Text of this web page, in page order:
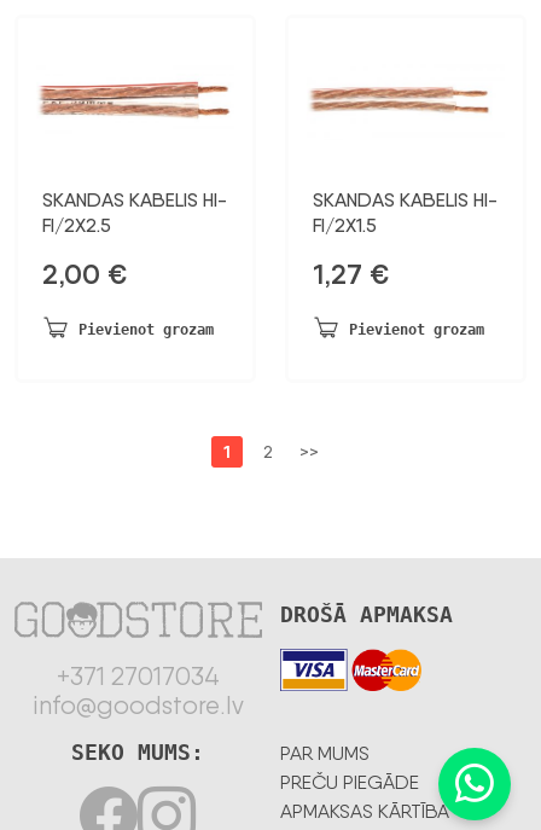
SKANDAS KABELIS HI-
FI/2X2.5
2,00 €
Pievienot grozam
SKANDAS KABELIS HI-
FI/2X1.5
1,27 €
Pievienot grozam
1 2 >>
+371 27017034
info@goodstore.lv
DROŠĀ APMAKSA
PAR MUMS
PREČU PIEGĀDE
APMAKSAS KĀRTĪBA
SEKO MUMS: